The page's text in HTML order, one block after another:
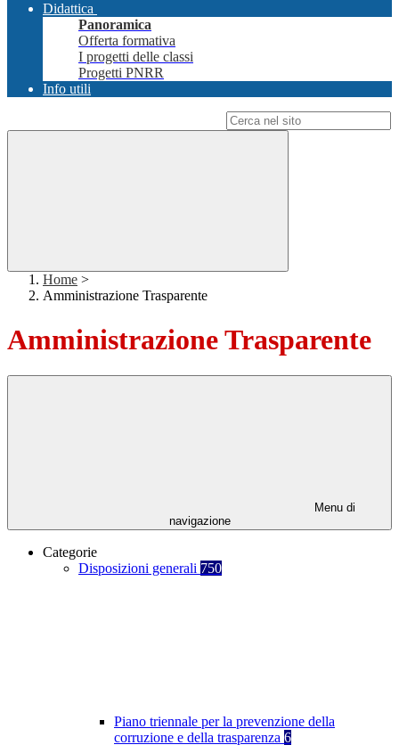
Didattica
Panoramica
Offerta formativa
I progetti delle classi
Progetti PNRR
Info utili
Home >
Amministrazione Trasparente
Amministrazione Trasparente
Menu di
navigazione
Categorie
Disposizioni generali 750
Piano triennale per la prevenzione della
corruzione e della trasparenza 6